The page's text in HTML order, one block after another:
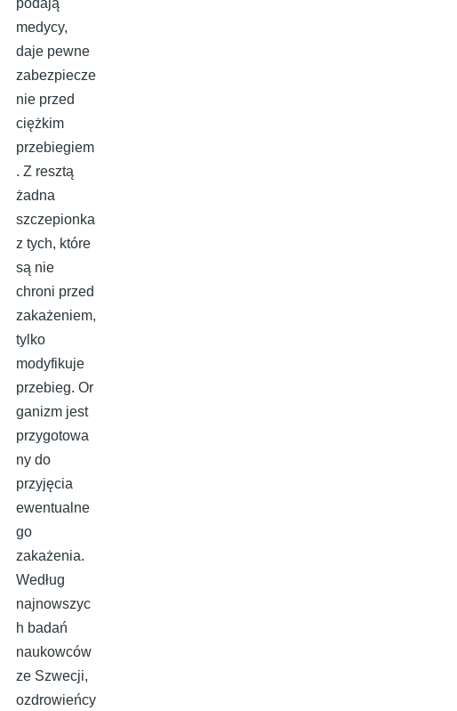
podają
medycy,
daje pewne
zabezpiecze
nie przed
ciężkim
przebiegiem
. Z resztą
żadna
szczepionka
z tych, które
są nie
chroni przed
zakażeniem,
tylko
modyfikuje
przebieg. Or
ganizm jest
przygotowa
ny do
przyjęcia
ewentualne
go
zakażenia.
Według
najnowszyc
h badań
naukowców
ze Szwecji,
ozdrowieńcy